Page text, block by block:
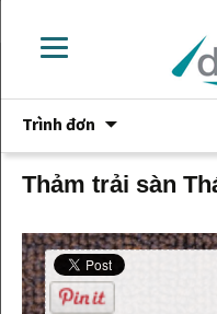
Trình đơn
phần
nội
dung
Thảm trải sàn